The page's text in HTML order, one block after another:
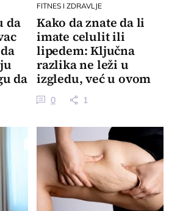
da
da
FITNES I ZDRAVLJE
Kako da znate da li
imate celulit ili
lipedem: Ključna
razlika ne leži u
izgledu, već u ovom
osećaju
0 1